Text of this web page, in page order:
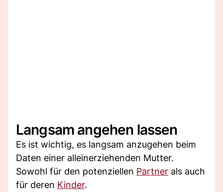
Langsam angehen lassen
Es ist wichtig, es langsam anzugehen beim
Daten einer alleinerziehenden Mutter.
Sowohl für den potenziellen Partner als auch
für deren Kinder.